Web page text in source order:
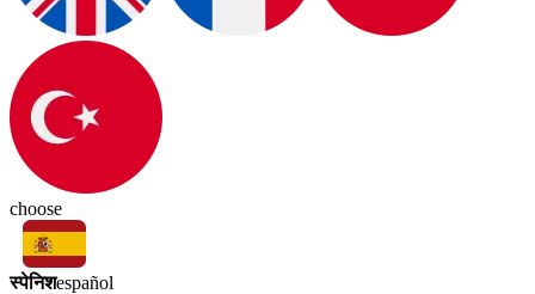
choose
स्पेनिशespañol